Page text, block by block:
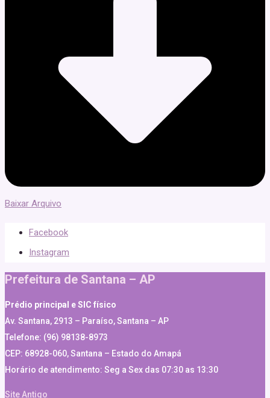
Baixar Arquivo
Facebook
Instagram
Prefeitura de Santana – AP
Prédio principal e SIC físico
Av. Santana, 2913 – Paraíso, Santana – AP
Telefone: (96) 98138-8973
CEP: 68928-060, Santana – Estado do Amapá
Horário de atendimento: Seg a Sex das 07:30 as 13:30
Site Antigo